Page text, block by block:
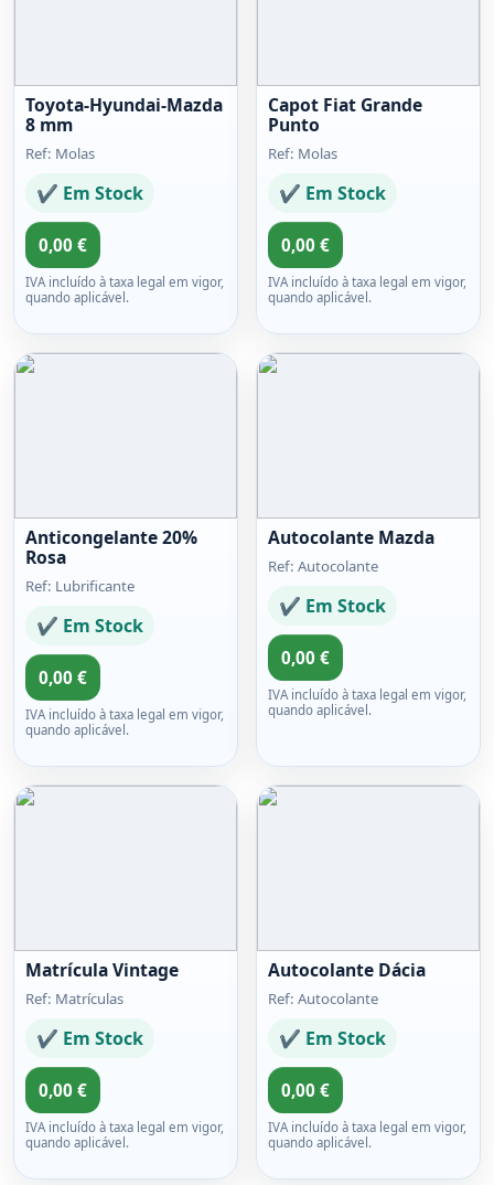
Toyota-Hyundai-Mazda
8 mm
Ref: Molas
✔ Em Stock
0,00 €
IVA incluído à taxa legal em vigor,
quando aplicável.
Capot Fiat Grande
Punto
Ref: Molas
✔ Em Stock
0,00 €
IVA incluído à taxa legal em vigor,
quando aplicável.
Anticongelante 20%
Rosa
Ref: Lubrificante
✔ Em Stock
0,00 €
IVA incluído à taxa legal em vigor,
quando aplicável.
Autocolante Mazda
Ref: Autocolante
✔ Em Stock
0,00 €
IVA incluído à taxa legal em vigor,
quando aplicável.
Matrícula Vintage
Ref: Matrículas
✔ Em Stock
0,00 €
IVA incluído à taxa legal em vigor,
quando aplicável.
Autocolante Dácia
Ref: Autocolante
✔ Em Stock
0,00 €
IVA incluído à taxa legal em vigor,
quando aplicável.